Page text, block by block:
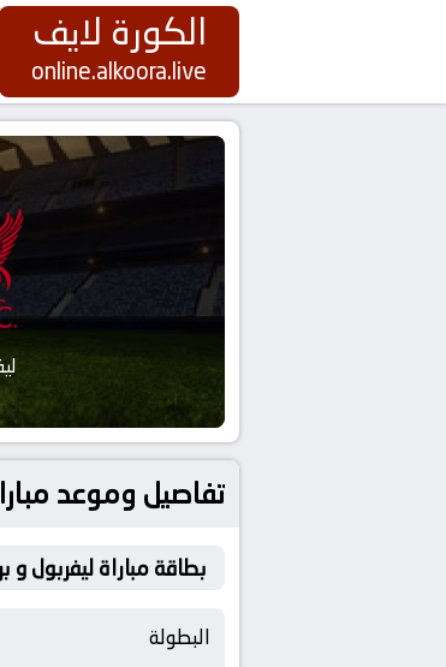
الكورة لايف
online.alkoora.live
تفاصيل وموعد مباراة ليفربول و
بطاقة مباراة ليفربول و
البطولة